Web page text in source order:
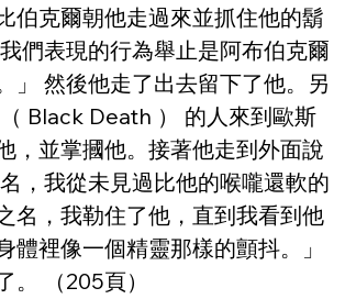
伯克爾朝他走過來並抓住他的鬍
們表現的行為舉止是阿布伯克爾
」 然後他走了出去留下了他。另
Black Death ） 的人來到歐斯
，並掌摑他。接著他走到外面說
，我從未見過比他的喉嚨還軟的
名，我勒住了他，直到我看到他
體裡像一個精靈那樣的顫抖。」
。 （205頁）